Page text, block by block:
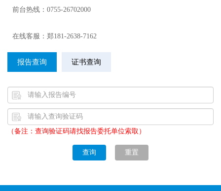
前台热线：0755-26702000
在线客服：郑181-2638-7162
报告查询 证书查询
（备注：查询验证码请找报告委托单位索取）
查询 重置